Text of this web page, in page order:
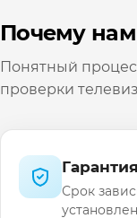
Почему
Понятный
проверки
Срок